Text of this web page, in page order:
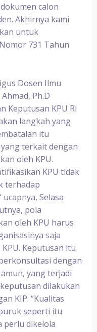
calon
Akhirnya kami
untuk
731 Tahun
Dosen Ilmu
Ph.D
Keputusan KPU RI
langkah yang
itu
terkait dengan
oleh KPU.
KPU tidak
terhadap
Selasa
pola
oleh KPU harus
saja
Keputusan itu
dengan
yang terjadi
dilakukan
KIP. “Kualitas
seperti itu
perlu dikelola